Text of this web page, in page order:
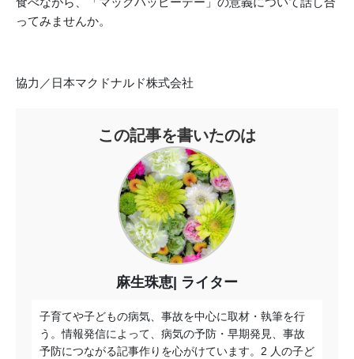
ってみませんか。
協力／日本マクドナルド株式会社
この記事を書いたのは
麻生珠恵 ライター
子育てや子どもの病気、事故を中心に取材・執筆を行
う。情報発信によって、病気の予防・早期発見、事故
予防につながる記事作りを心がけています。2 人の子ど